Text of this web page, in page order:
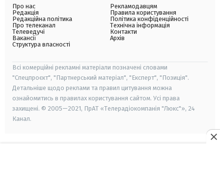
Про нас
Редакція
Редакційна політика
Про телеканал
Телеведучі
Вакансії
Структура власності
Рекламодавцям
Правила користування
Політика конфіденційності
Технічна інформація
Контакти
Архів
Всі комерційні рекламні матеріали позначені словами
"Спецпроєкт", "Партнерський матеріал", "Експерт", "Позиція".
Детальніше щодо реклами та правил цитування можна
ознайомитись в правилах користування сайтом. Усі права
захищені. © 2005—2021, ПрАТ «Телерадіокомпанія "Люкс"», 24
Канал.